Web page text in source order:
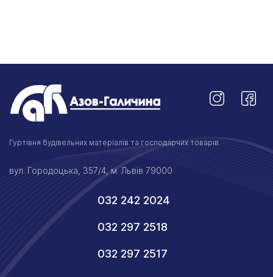
Гуртівня будівельних матеріалів та господарчих товарів.
вул. Городоцька, 357/4, м. Львів 79000
032 242 2024
032 297 2518
032 297 2517